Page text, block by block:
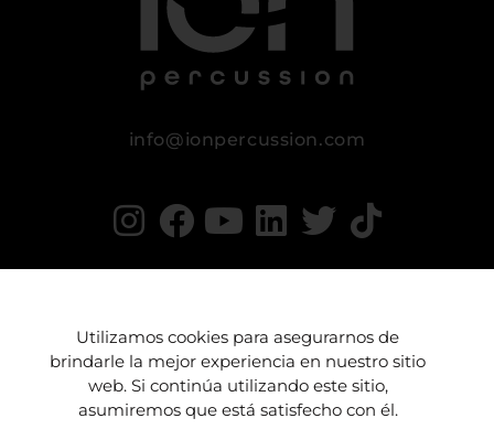
info@ionpercussion.com
Aviso legal Política de Privacidad
Condiciones de compra
Utilizamos cookies para asegurarnos de
brindarle la mejor experiencia en nuestro sitio
web. Si continúa utilizando este sitio,
asumiremos que está satisfecho con él.